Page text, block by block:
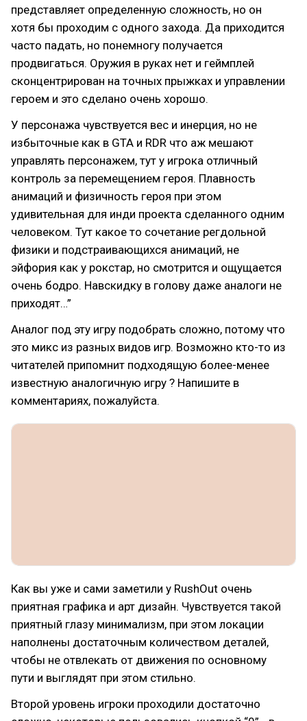
представляет определенную сложность, но он
хотя бы проходим с одного захода. Да приходится
часто падать, но понемногу получается
продвигаться. Оружия в руках нет и геймплей
сконцентрирован на точных прыжках и управлении
героем и это сделано очень хорошо.
У персонажа чувствуется вес и инерция, но не
избыточные как в GTA и RDR что аж мешают
управлять персонажем, тут у игрока отличный
контроль за перемещением героя. Плавность
анимаций и физичность героя при этом
удивительная для инди проекта сделанного одним
человеком. Тут какое то сочетание регдольной
физики и подстраивающихся анимаций, не
эйфория как у рокстар, но смотрится и ощущается
очень бодро. Навскидку в голову даже аналоги не
приходят…”
Аналог под эту игру подобрать сложно, потому что
это микс из разных видов игр. Возможно кто-то из
читателей припомнит подходящую более-менее
известную аналогичную игру ? Напишите в
комментариях, пожалуйста.
Как вы уже и сами заметили у RushOut очень
приятная графика и арт дизайн. Чувствуется такой
приятный глазу минимализм, при этом локации
наполнены достаточным количеством деталей,
чтобы не отвлекать от движения по основному
пути и выглядят при этом стильно.
Второй уровень игроки проходили достаточно